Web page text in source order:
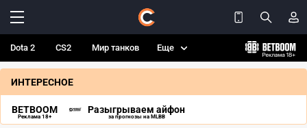
Dota 2 CS2 Мир танков Еще
ИНТЕРЕСНОЕ
BETBOOM
Реклама 18+
Разыгрываем айфон
за прогнозы на MLBB